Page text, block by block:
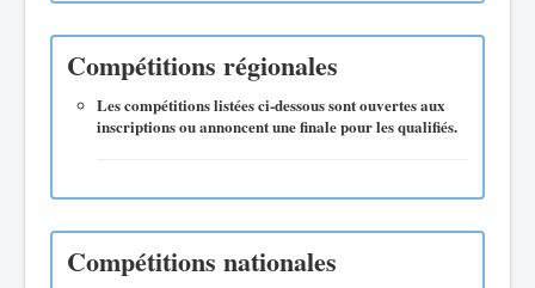
Compétitions régionales
Les compétitions listées ci-dessous sont ouvertes aux
inscriptions ou annoncent une finale pour les qualifiés.
Compétitions nationales